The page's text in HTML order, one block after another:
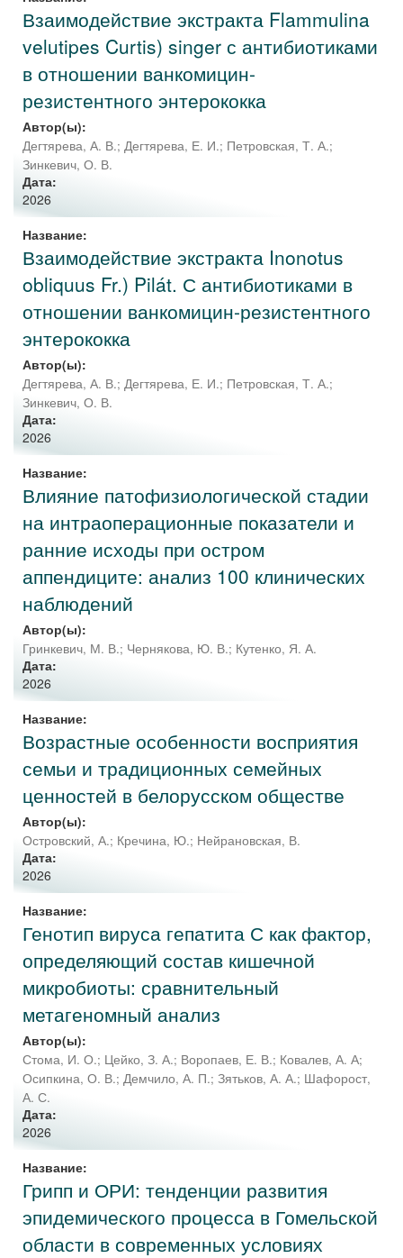
Взаимодействие экстракта Flammulina
velutipes Curtis) singer с антибиотиками
в отношении ванкомицин-
резистентного энтерококка
Автор(ы):
Дегтярева, А. В.; Дегтярева, Е. И.; Петровская, Т. А.;
Зинкевич, О. В.
Дата:
2026
Название:
Взаимодействие экстракта Inonotus
obliquus Fr.) Pilát. С антибиотиками в
отношении ванкомицин-резистентного
энтерококка
Автор(ы):
Дегтярева, А. В.; Дегтярева, Е. И.; Петровская, Т. А.;
Зинкевич, О. В.
Дата:
2026
Название:
Влияние патофизиологической стадии
на интраоперационные показатели и
ранние исходы при остром
аппендиците: анализ 100 клинических
наблюдений
Автор(ы):
Гринкевич, М. В.; Чернякова, Ю. В.; Кутенко, Я. А.
Дата:
2026
Название:
Возрастные особенности восприятия
семьи и традиционных семейных
ценностей в белорусском обществе
Автор(ы):
Островский, А.; Кречина, Ю.; Нейрановская, В.
Дата:
2026
Название:
Генотип вируса гепатита С как фактор,
определяющий состав кишечной
микробиоты: сравнительный
метагеномный анализ
Автор(ы):
Стома, И. О.; Цейко, З. А.; Воропаев, Е. В.; Ковалев, А. А;
Осипкина, О. В.; Демчило, А. П.; Зятьков, А. А.; Шафорост,
А. С.
Дата:
2026
Название:
Грипп и ОРИ: тенденции развития
эпидемического процесса в Гомельской
области в современных условиях